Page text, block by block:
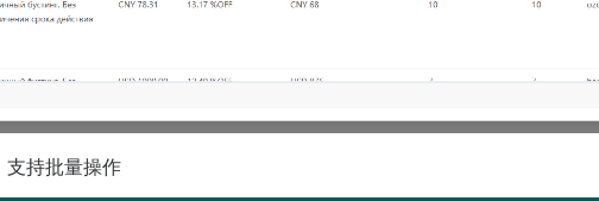
支持批量操作